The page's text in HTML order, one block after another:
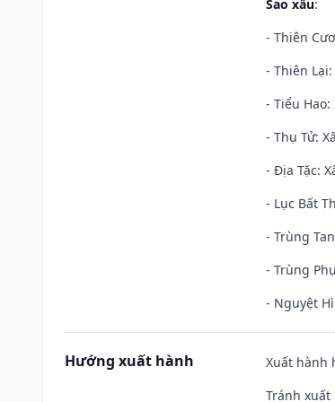
Sao xấu:
- Thiên
- Thiên
- Tiểu
- Thụ Tử:
- Địa Tặc:
- Lục Bất
- Trùng
- Trùng
- Nguyệt
Hướng xuất hành
Xuất hành
Tránh xuất